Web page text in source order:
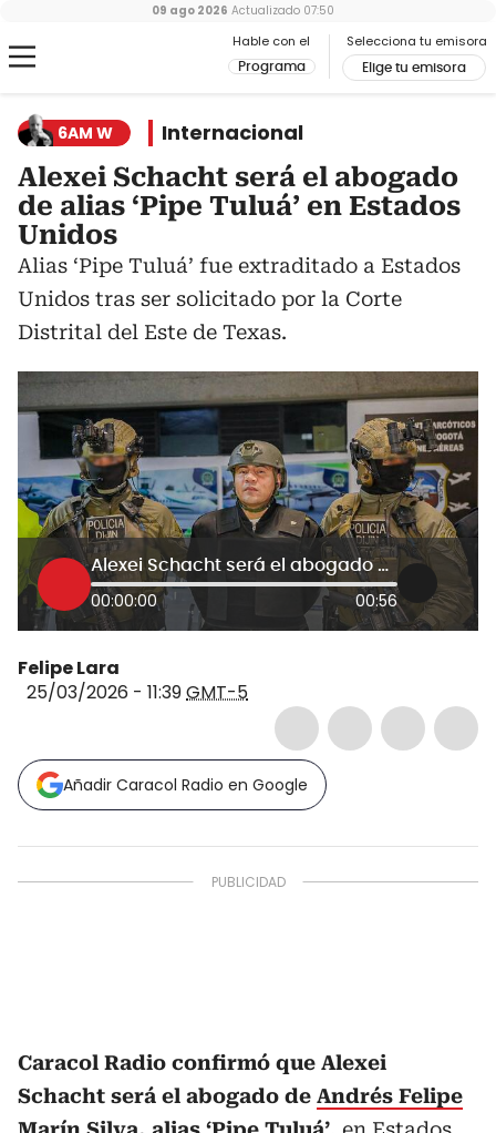
Hable con el
Programa
Selecciona tu emisora
Elige tu emisora
09 ago 2026 Actualizado 07:50
6AM W Internacional
Alexei Schacht será el abogado
de alias ‘Pipe Tuluá’ en Estados
Unidos
Alias ‘Pipe Tuluá’ fue extraditado a Estados
Unidos tras ser solicitado por la Corte
Distrital del Este de Texas.
Alexei Schacht será el abogado de alias ‘Pipe Tuluá’ en Estados Unidos
00:00:00 00:56
Felipe Lara
25/03/2026 - 11:39GMT-5
Añadir Caracol Radio en Google
Caracol Radio confirmó que Alexei
Schacht será el abogado de Andrés Felipe